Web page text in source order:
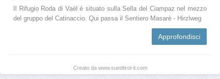
Il Rifugio Roda di Vaèl è situato sulla Sella del Ciampaz nel mezzo
del gruppo del Catinaccio. Qui passa il Sentiero Masarè - Hirzlweg
Approfondisci
Creato da www.suedtirol-it.com